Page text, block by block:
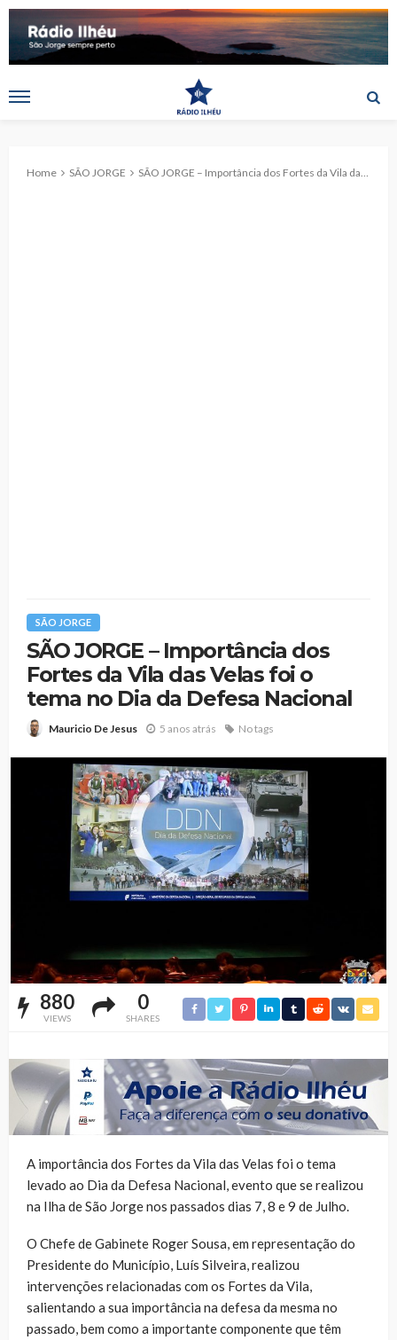
Home SÃO JORGE SÃO JORGE – Importância dos Fortes da Vila das Velas foi o tema no Dia da Defesa Nacional
SÃO JORGE
SÃO JORGE – Importância dos
Fortes da Vila das Velas foi o
tema no Dia da Defesa Nacional
Mauricio De Jesus 5 anos atrás No tags
880
VIEWS
0
SHARES
A importância dos Fortes da Vila das Velas foi o tema
levado ao Dia da Defesa Nacional, evento que se realizou
na Ilha de São Jorge nos passados dias 7, 8 e 9 de Julho.
O Chefe de Gabinete Roger Sousa, em representação do
Presidente do Município, Luís Silveira, realizou
intervenções relacionadas com os Fortes da Vila,
salientando a sua importância na defesa da mesma no
passado, bem como a importante componente que têm